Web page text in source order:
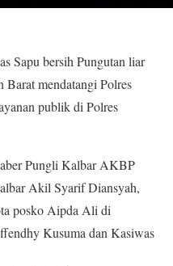
Sapu bersih Pungutan liar
mendatangi Polres
publik di Polres
Pungli Kalbar AKBP
Akil Syarif Diansyah,
posko Aipda Ali di
Kusuma dan Kasiwas